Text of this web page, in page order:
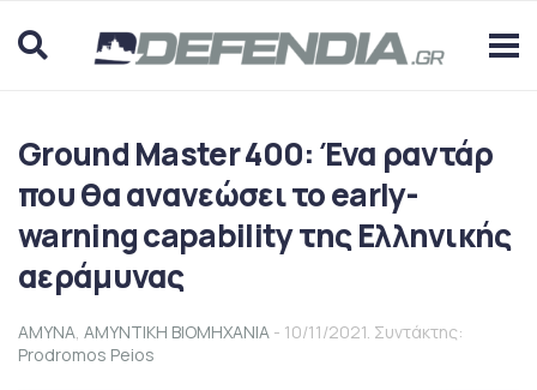
Ground Master 400: Ένα ραντάρ
που θα ανανεώσει το early-
warning capability της Ελληνικής
αεράμυνας
ΑΜΥΝΑ ΑΜΥΝΤΙΚΗ ΒΙΟΜΗΧΑΝΙΑ - 10/11/2021. Συντάκτης:
Prodromos Peios